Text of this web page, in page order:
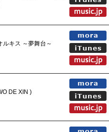
ルキス ～夢舞台～
DE XIN )